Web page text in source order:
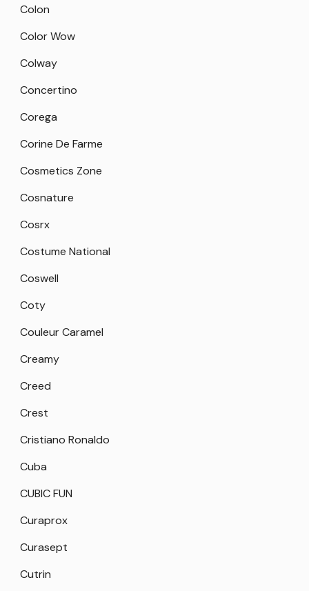
Colon
Color Wow
Colway
Concertino
Corega
Corine De Farme
Cosmetics Zone
Cosnature
Cosrx
Costume National
Coswell
Coty
Couleur Caramel
Creamy
Creed
Crest
Cristiano Ronaldo
Cuba
CUBIC FUN
Curaprox
Curasept
Cutrin